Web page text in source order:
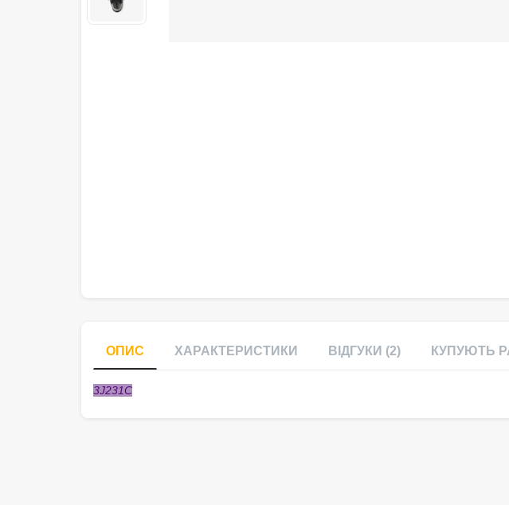
ОПИС ХАРАКТЕРИСТИКИ ВІДГУКИ (2) КУПУЮТЬ
3J231C